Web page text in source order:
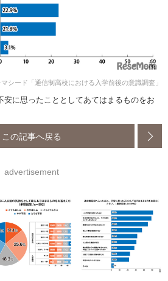
シード「通信制高校における入学前後の意識調査」
安に思ったこととしてあてはまるものをお
この記事へ戻る
advertisement